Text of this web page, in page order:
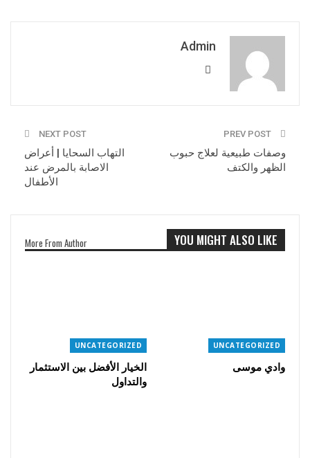
Admin
وصفات طبيعية لعلاج حبوب
الظهر والكتف
NEXT POST
التهاب السحايا | أعراض
الاصابة بالمرض عند
الأطفال
YOU MIGHT ALSO LIKE
More From Author
UNCATEGORIZED
وادي موسى
UNCATEGORIZED
الخيار الأفضل بين الاستثمار
والتداول